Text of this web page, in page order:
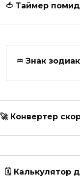
🍅 Таймер
♒ Знак
🚀 Конвертер
🗓️ Калькулятор